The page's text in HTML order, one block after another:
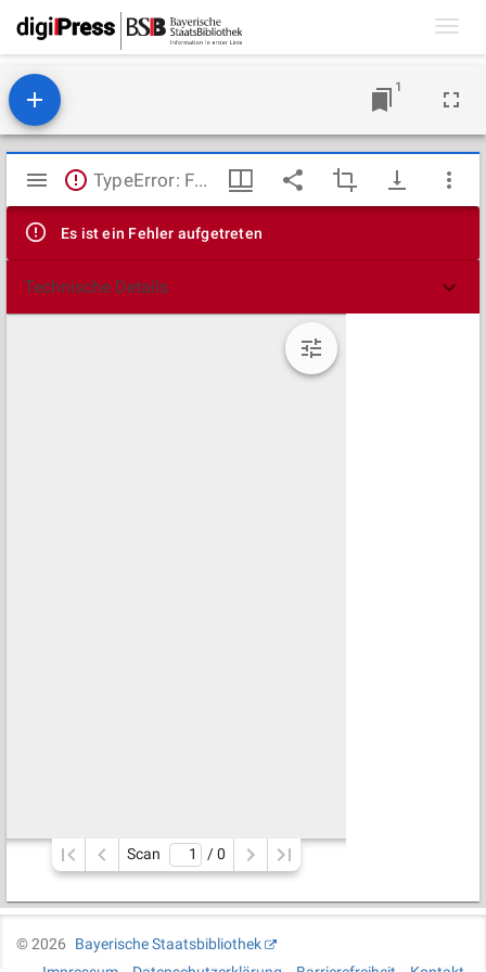
1
Mirador
Viewer
TypeError: Failed to fetch
Es ist ein Fehler aufgetreten
Technische Details
Scan / 0
©2026
Bayerische Staatsbibliothek